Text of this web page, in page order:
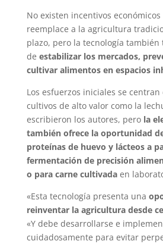
No existen incentivos
reemplace a la agricultura
plazo, pero la tecnología
de estabilizar los mercados,
cultivar alimentos en espacios
Los esfuerzos iniciales se
cultivos de alto valor como la
escribieron los autores, pero la
también ofrece la oportunidad
proteínas de huevo y lácteos a
fermentación de precisión
o para carne cultivadaen
«Esta tecnología presenta una
reinventar la agricultura desde
«Y debe desarrollarse e
cuidadosamente para evitar